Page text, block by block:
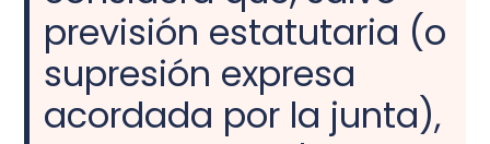
previsión estatutaria (o
supresión expresa
acordada por la junta),